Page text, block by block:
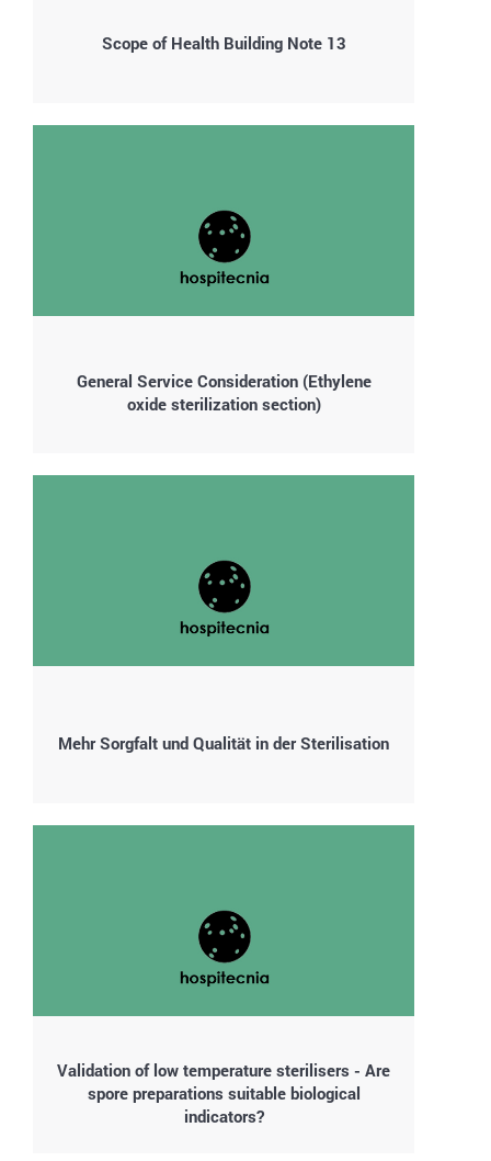
Scope of Health Building Note 13
General Service Consideration (Ethylene
oxide sterilization section)
Mehr Sorgfalt und Qualität in der Sterilisation
Validation of low temperature sterilisers - Are
spore preparations suitable biological
indicators?